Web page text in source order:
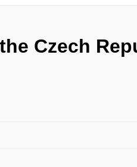
Czech